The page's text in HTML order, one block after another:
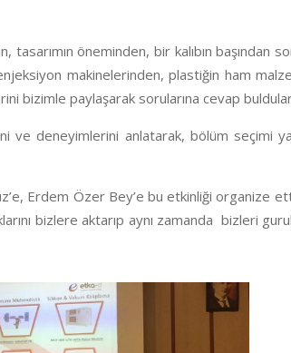
tasarımın öneminden, bir kalıbın
makinelerinden, plastiğin ham
bizimle paylaşarak sorularına cevap
ve deneyimlerini anlatarak, bölüm seçimi
Erdem Özer Bey’e bu etkinliği organize
bizlere aktarıp aynı zamanda bizleri